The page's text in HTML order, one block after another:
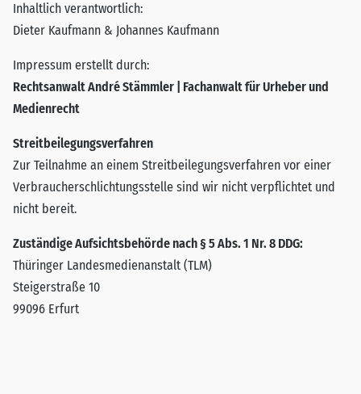
Inhaltlich verantwortlich:
Dieter Kaufmann & Johannes Kaufmann
Impressum erstellt durch:
Rechtsanwalt André Stämmler | Fachanwalt für Urheber und
Medienrecht
Streitbeilegungsverfahren
Zur Teilnahme an einem Streitbeilegungsverfahren vor einer
Verbraucherschlichtungsstelle sind wir nicht verpflichtet und
nicht bereit.
Zuständige Aufsichtsbehörde nach § 5 Abs. 1 Nr. 8 DDG:
Thüringer Landesmedienanstalt (TLM)
Steigerstraße 10
99096 Erfurt